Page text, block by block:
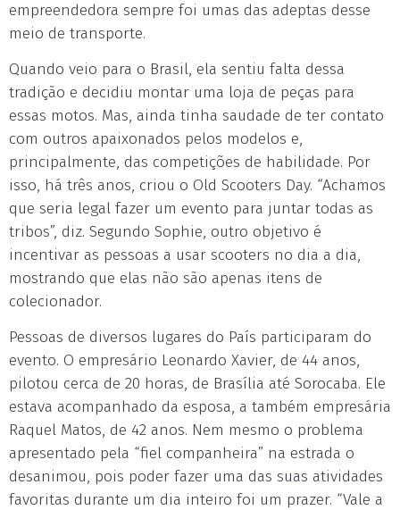
empreendedora sempre foi umas das adeptas desse
meio de transporte.
Quando veio para o Brasil, ela sentiu falta dessa
tradição e decidiu montar uma loja de peças para
essas motos. Mas, ainda tinha saudade de ter contato
com outros apaixonados pelos modelos e,
principalmente, das competições de habilidade. Por
isso, há três anos, criou o Old Scooters Day. “Achamos
que seria legal fazer um evento para juntar todas as
tribos”, diz. Segundo Sophie, outro objetivo é
incentivar as pessoas a usar scooters no dia a dia,
mostrando que elas não são apenas itens de
colecionador.
Pessoas de diversos lugares do País participaram do
evento. O empresário Leonardo Xavier, de 44 anos,
pilotou cerca de 20 horas, de Brasília até Sorocaba. Ele
estava acompanhado da esposa, a também empresária
Raquel Matos, de 42 anos. Nem mesmo o problema
apresentado pela “fiel companheira” na estrada o
desanimou, pois poder fazer uma das suas atividades
favoritas durante um dia inteiro foi um prazer. “Vale a